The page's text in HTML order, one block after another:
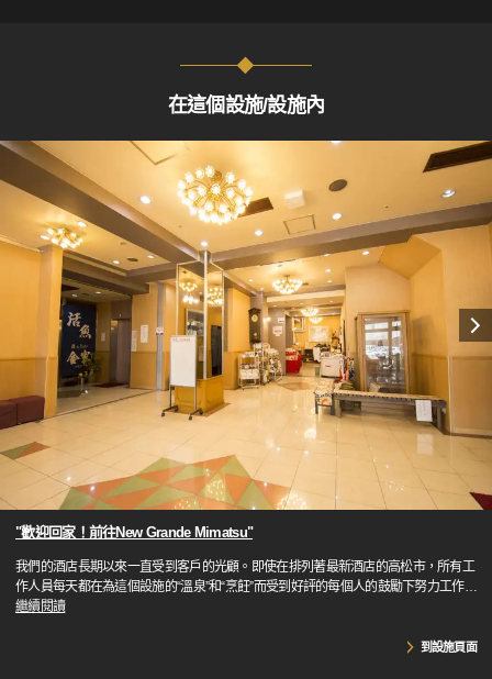
在這個設施/設施內
"歡迎回家！前往New Grande Mimatsu"
我們的酒店長期以來一直受到客戶的光顧。即使在排列著最新酒店的高松市，所有工
作人員每天都在為這個設施的“溫泉”和“烹飪”而受到好評的每個人的鼓勵下努力工作…
繼續閱讀
到設施頁面